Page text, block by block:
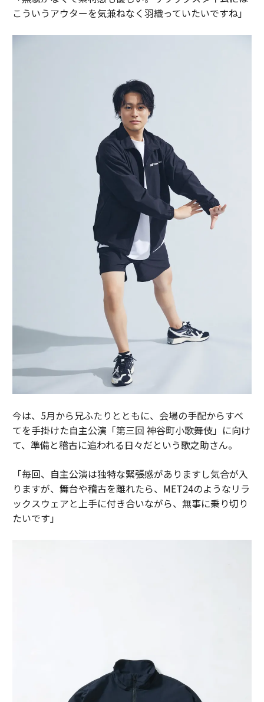
こういうアウターを気兼ねなく羽織っていたいですね」
今は、5月から兄ふたりとともに、会場の手配からすべ
てを手掛けた自主公演「第三回 神谷町小歌舞伎」に向け
て、準備と稽古に追われる日々だという歌之助さん。
「毎回、自主公演は独特な緊張感がありますし気合が入
りますが、舞台や稽古を離れたら、MET24のようなリラ
ックスウェアと上手に付き合いながら、無事に乗り切り
たいです」